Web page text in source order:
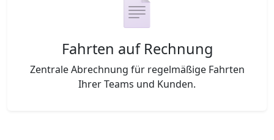
Fahrten auf Rechnung
Zentrale Abrechnung für regelmäßige Fahrten
Ihrer Teams und Kunden.